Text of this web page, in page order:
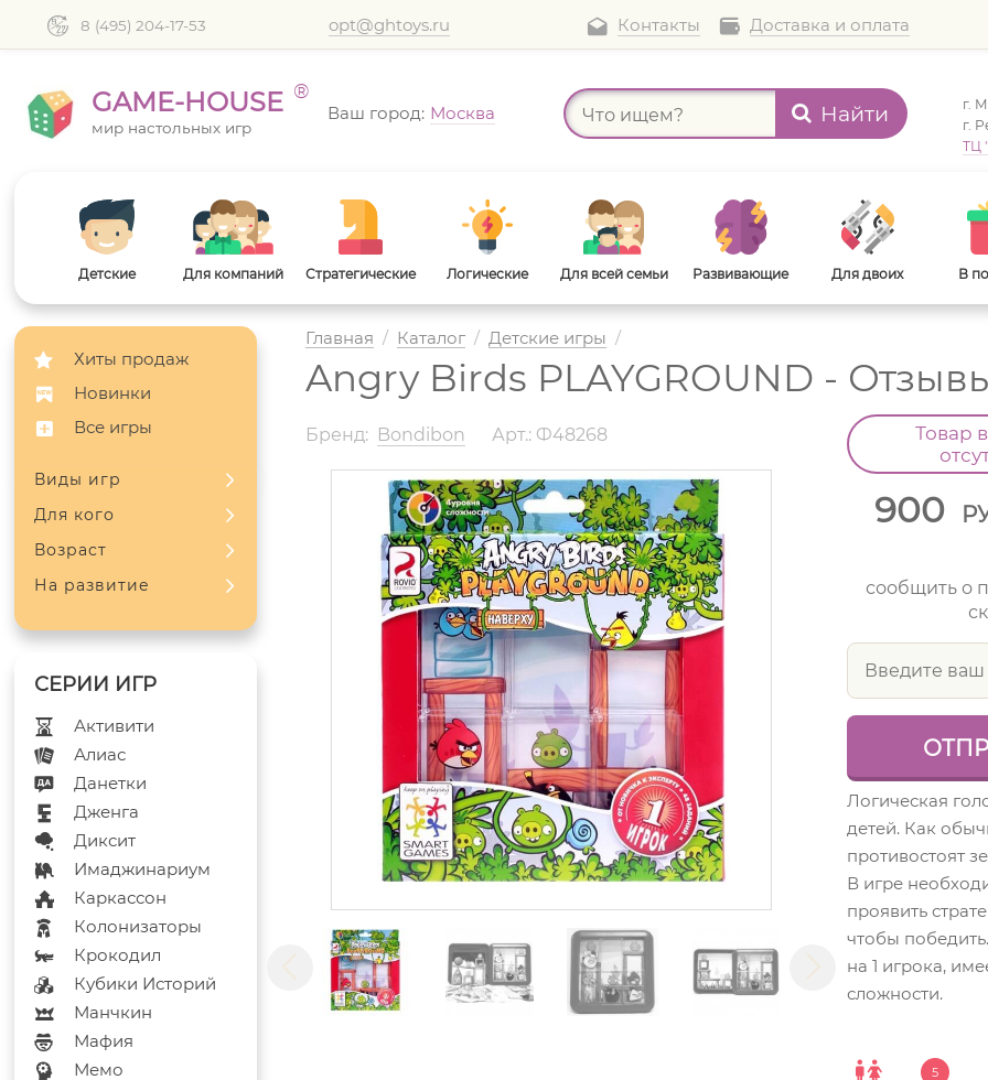
8 (495) 204-17-53 opt@ghtoys.ru Контакты Доставка и оплата
GAME-HOUSE ®
мир настольных игр
Ваш город: Москва Найти
г.
г.
ТЦ
Детские Для компаний Стратегические Логические Для всей семьи Развивающие Для двоих В
Хиты продаж
Новинки
Все игры
Виды игр
Для кого
Возраст
На развитие
Активити
Алиас
Данетки
Дженга
Диксит
Имаджинариум
Каркассон
Колонизаторы
Крокодил
Кубики Историй
Манчкин
Мафия
Мемо
Главная / Каталог / Детские игры /
Angry Birds PLAYGROUND -
Бренд: Bondibon Арт.: Ф48268
Товар
900
сообщить о
Логическая
детей. Как
противостоят
В игре
проявить
чтобы
на 1 игрока,
сложности.
5